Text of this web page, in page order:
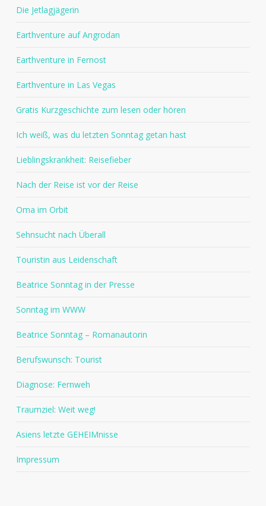
Die Jetlagjägerin
Earthventure auf Angrodan
Earthventure in Fernost
Earthventure in Las Vegas
Gratis Kurzgeschichte zum lesen oder hören
Ich weiß, was du letzten Sonntag getan hast
Lieblingskrankheit: Reisefieber
Nach der Reise ist vor der Reise
Oma im Orbit
Sehnsucht nach Überall
Touristin aus Leidenschaft
Beatrice Sonntag in der Presse
Sonntag im WWW
Beatrice Sonntag – Romanautorin
Berufswunsch: Tourist
Diagnose: Fernweh
Traumziel: Weit weg!
Asiens letzte GEHEIMnisse
Impressum